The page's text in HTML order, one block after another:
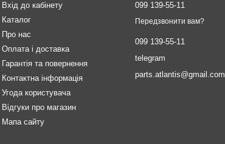
Вхід до кабінету
Каталог
Про нас
Оплата і доставка
Гарантія та повернення
Контактна інформація
Угода користувача
Відгуки про магазин
Мапа сайту
099 139-55-11
Передзвонити вам?
099 139-55-11
telegram
parts.atlantis@gmail.com